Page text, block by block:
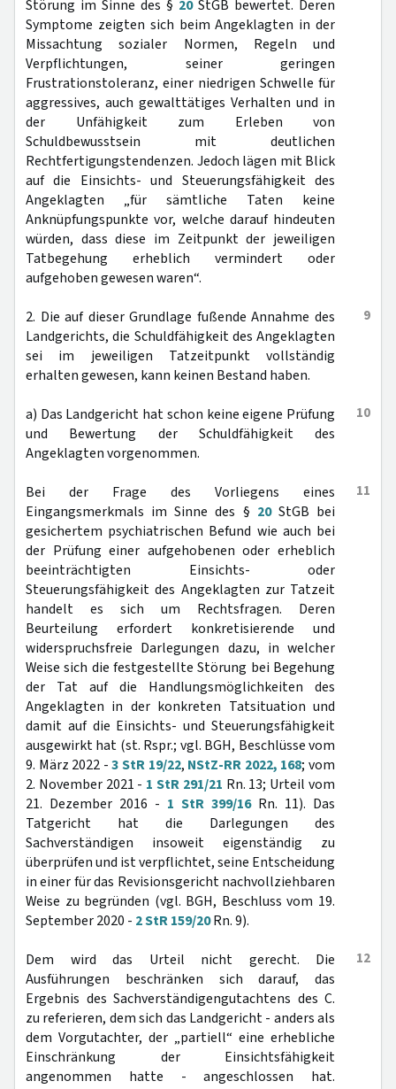
Störung im Sinne des § 20StGB bewertet. Deren
Symptome zeigten sich beim Angeklagten in der
Missachtung sozialer Normen, Regeln und
Verpflichtungen, seiner geringen
Frustrationstoleranz, einer niedrigen Schwelle für
aggressives, auch gewalttätiges Verhalten und in
der Unfähigkeit zum Erleben von
Schuldbewusstsein mit deutlichen
Rechtfertigungstendenzen. Jedoch lägen mit Blick
auf die Einsichts- und Steuerungsfähigkeit des
Angeklagten „für sämtliche Taten keine
Anknüpfungspunkte vor, welche darauf hindeuten
würden, dass diese im Zeitpunkt der jeweiligen
Tatbegehung erheblich vermindert oder
aufgehoben gewesen waren“.
9
2. Die auf dieser Grundlage fußende Annahme des
Landgerichts, die Schuldfähigkeit des Angeklagten
sei im jeweiligen Tatzeitpunkt vollständig
erhalten gewesen, kann keinen Bestand haben.
10
a) Das Landgericht hat schon keine eigene Prüfung
und Bewertung der Schuldfähigkeit des
Angeklagten vorgenommen.
11
Bei der Frage des Vorliegens eines
Eingangsmerkmals im Sinne des § 20StGB bei
gesichertem psychiatrischen Befund wie auch bei
der Prüfung einer aufgehobenen oder erheblich
beeinträchtigten Einsichts- oder
Steuerungsfähigkeit des Angeklagten zur Tatzeit
handelt es sich um Rechtsfragen. Deren
Beurteilung erfordert konkretisierende und
widerspruchsfreie Darlegungen dazu, in welcher
Weise sich die festgestellte Störung bei Begehung
der Tat auf die Handlungsmöglichkeiten des
Angeklagten in der konkreten Tatsituation und
damit auf die Einsichts- und Steuerungsfähigkeit
ausgewirkt hat (st. Rspr.; vgl. BGH, Beschlüsse vom
9. März 2022 -3 StR 19/22, NStZ-RR 2022, 168; vom
2. November 2021 - 1 StR 291/21 Rn. 13; Urteil vom
21. Dezember 2016 - 1 StR 399/16Rn. 11). Das
Tatgericht hat die Darlegungen des
Sachverständigen insoweit eigenständig zu
überprüfen und ist verpflichtet, seine Entscheidung
in einer für das Revisionsgericht nachvollziehbaren
Weise zu begründen (vgl. BGH, Beschluss vom 19.
September 2020 - 2 StR 159/20Rn. 9).
12
Dem wird das Urteil nicht gerecht. Die
Ausführungen beschränken sich darauf, das
Ergebnis des Sachverständigengutachtens des C.
zu referieren, dem sich das Landgericht - anders als
dem Vorgutachter, der „partiell“ eine erhebliche
Einschränkung der Einsichtsfähigkeit
angenommen hatte - angeschlossen hat.